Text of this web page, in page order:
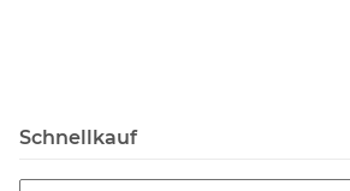
Schnellkauf